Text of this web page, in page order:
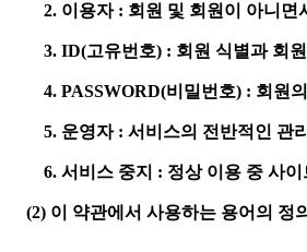
2. 이용자 : 회원 및 회원이 아니면
3. ID(고유번호) : 회원 식별과 회원
4. PASSWORD(비밀번호) : 회원의
5. 운영자 : 서비스의 전반적인 관
6. 서비스 중지 : 정상 이용 중 사이
(2) 이 약관에서 사용하는 용어의 정